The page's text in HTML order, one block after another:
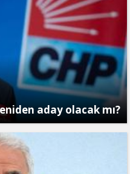
aday olacak mı?